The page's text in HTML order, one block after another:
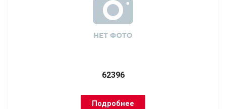
62396
Подробнее